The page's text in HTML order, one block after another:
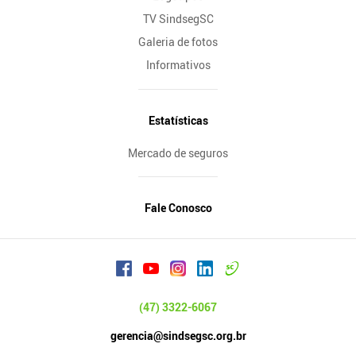
TV SindsegSC
Galeria de fotos
Informativos
Estatísticas
Mercado de seguros
Fale Conosco
(47) 3322-6067
gerencia@sindsegsc.org.br